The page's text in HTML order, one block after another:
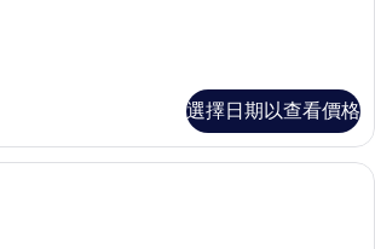
選擇日期以查看價格